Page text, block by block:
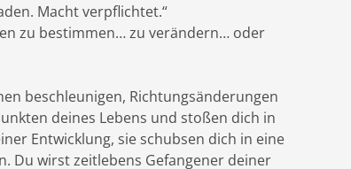
Macht verpflichtet.“
zu bestimmen… zu verändern… oder
beschleunigen, Richtungsänderungen
deines Lebens und stoßen dich in
Entwicklung, sie schubsen dich in eine
Du wirst zeitlebens Gefangener deiner